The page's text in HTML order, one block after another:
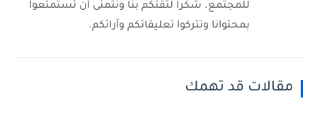
للمجتمع. شكراً لثقتكم بنا ونتمنى أن تستمتعوا
بمحتوانا وتتركوا تعليقاتكم وآرائكم.
مقالات قد تهمك